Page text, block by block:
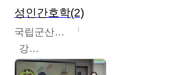
성인간호학(2)
국립군산대학교
강경아